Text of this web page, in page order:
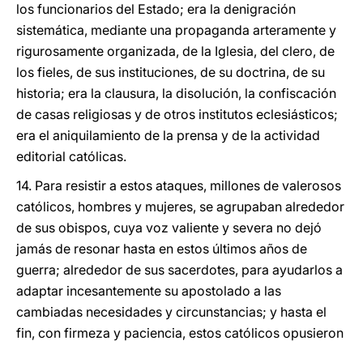
los funcionarios del Estado; era la denigración
sistemática, mediante una propaganda arteramente y
rigurosamente organizada, de la Iglesia, del clero, de
los fieles, de sus instituciones, de su doctrina, de su
historia; era la clausura, la disolución, la confiscación
de casas religiosas y de otros institutos eclesiásticos;
era el aniquilamiento de la prensa y de la actividad
editorial católicas.
14. Para resistir a estos ataques, millones de valerosos
católicos, hombres y mujeres, se agrupaban alrededor
de sus obispos, cuya voz valiente y severa no dejó
jamás de resonar hasta en estos últimos años de
guerra; alrededor de sus sacerdotes, para ayudarlos a
adaptar incesantemente su apostolado a las
cambiadas necesidades y circunstancias; y hasta el
fin, con firmeza y paciencia, estos católicos opusieron